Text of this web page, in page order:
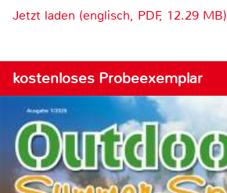
Jetzt laden (englisch, PDF, 12.29 MB)
kostenloses Probeexemplar